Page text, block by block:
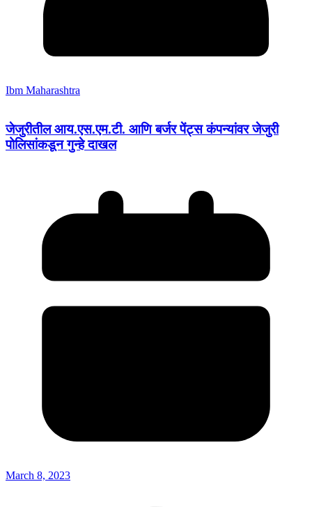
Ibm Maharashtra
जेजुरीतील आय.एस.एम.टी. आणि बर्जर पेंट्स कंपन्यांवर जेजुरी
पोलिसांकडून गुन्हे दाखल
March 8, 2023